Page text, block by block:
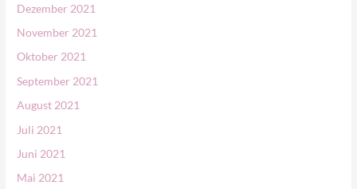
Dezember 2021
November 2021
Oktober 2021
September 2021
August 2021
Juli 2021
Juni 2021
Mai 2021